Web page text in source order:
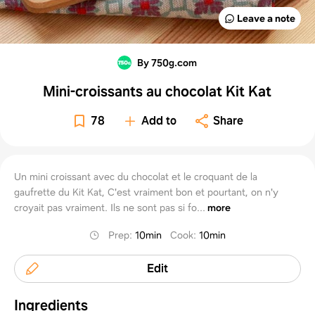
Leave a note
By 750g.com
Mini-croissants au chocolat Kit Kat
78 Add to Share
Un mini croissant avec du chocolat et le croquant de la
gaufrette du Kit Kat, C'est vraiment bon et pourtant, on n'y
croyait pas vraiment. Ils ne sont pas si fo... more
Prep:10min Cook:10min
Edit
Ingredients